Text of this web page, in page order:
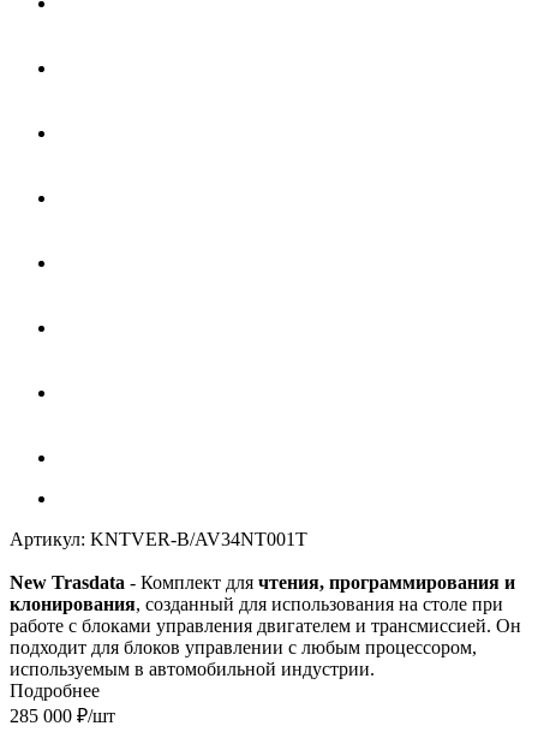
Артикул: KNTVER-B/AV34NT001T
New Trasdata - Комплект для чтения, программирования и
клонирования, созданный для использования на столе при
работе с блоками управления двигателем и трансмиссией. Он
подходит для блоков управлении с любым процессором,
используемым в автомобильной индустрии.
Подробнее
285 000 ₽/шт